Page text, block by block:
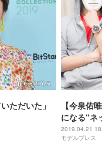
ただいた」
【今泉佑
になる“ネ
動”の責
本音トーク
2019.04.21
モデルプレス